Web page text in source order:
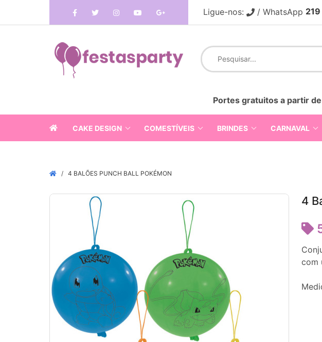
Ligue-nos: / WhatsApp
Portes gratuitos a partir
CAKE DESIGN COMESTÍVEIS BRINDES CARNAVAL
4 BALÕES PUNCH BALL POKÉMON
4
com